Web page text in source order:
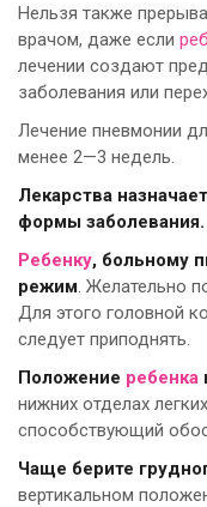
Нельзя также
врачом, даже если
лечении создают
заболевания или
Лечение пневмонии
менее 2—3 недель.
Лекарства
формы заболевания.
Ребенку, больному
режим . Желательно
Для этого головной
следует приподнять.
Положение ребенка
нижних отделах
способствующий
Чаще берите
вертикальном